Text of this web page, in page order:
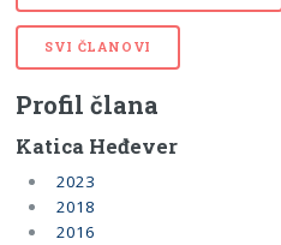
SVI ČLANOVI
Profil člana
Katica Heđever
2023
2018
2016